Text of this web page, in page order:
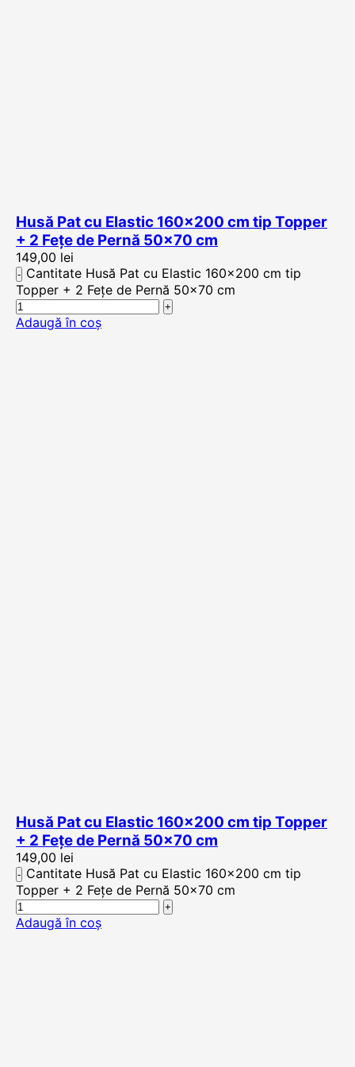
Husă Pat cu Elastic 160×200 cm tip Topper
+ 2 Fețe de Pernă 50×70 cm
149,00 lei
Cantitate Husă Pat cu Elastic 160x200 cm tip
Topper + 2 Fețe de Pernă 50x70 cm
Adaugă în coș
Husă Pat cu Elastic 160×200 cm tip Topper
+ 2 Fețe de Pernă 50×70 cm
149,00 lei
Cantitate Husă Pat cu Elastic 160x200 cm tip
Topper + 2 Fețe de Pernă 50x70 cm
Adaugă în coș